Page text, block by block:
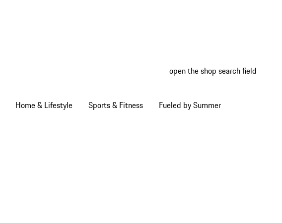
open the shop search field
Home & Lifestyle Sports & Fitness Fueled by Summer